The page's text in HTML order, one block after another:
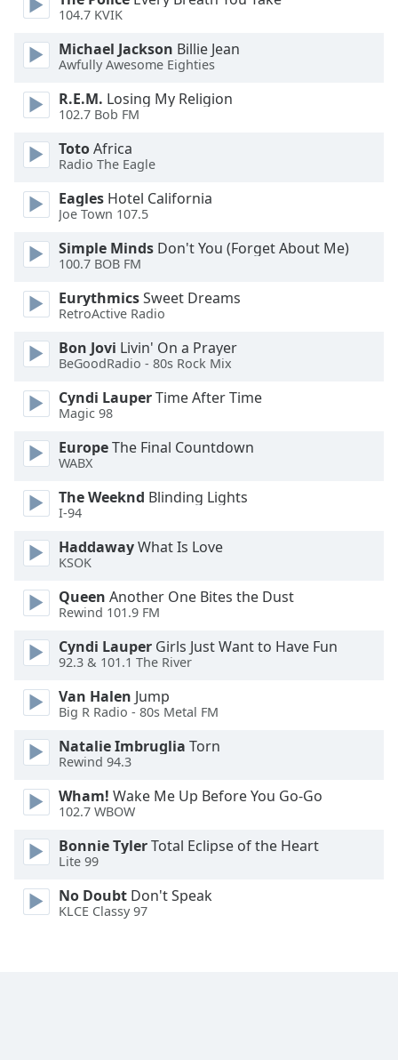
window.
Escape
cancel
and
close
Text
Color
Opacity
Text
Background
Color
Opacity
Caption
Area
Color
Opacity
Font
Size
Text
Edge
Style
Font
Reset
Done
104.7 KVIK
Michael Jackson Billie Jean
Awfully Awesome Eighties
R.E.M. Losing My Religion
102.7 Bob FM
TotoAfrica
Radio The Eagle
Eagles Hotel California
Joe Town 107.5
Simple Minds Don't You (Forget About Me)
100.7 BOB FM
EurythmicsSweet Dreams
RetroActive Radio
Bon Jovi Livin' On a Prayer
BeGoodRadio - 80s Rock Mix
Cyndi LauperTime After Time
Magic 98
EuropeThe Final Countdown
WABX
The Weeknd Blinding Lights
I-94
HaddawayWhat Is Love
KSOK
Queen Another One Bites the Dust
Rewind 101.9 FM
Cyndi Lauper Girls Just Want to Have Fun
92.3 & 101.1 The River
Van Halen Jump
Big R Radio - 80s Metal FM
Natalie Imbruglia Torn
Rewind 94.3
Wham! Wake Me Up Before You Go-Go
102.7 WBOW
Bonnie TylerTotal Eclipse of the Heart
Lite 99
No Doubt Don't Speak
KLCE Classy 97